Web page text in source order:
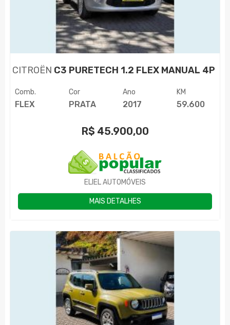
CITROËN C3 PURETECH 1.2 FLEX MANUAL 4P
Comb.
FLEX
Cor
PRATA
Ano
2017
KM
59.600
R$ 45.900,00
ELIEL AUTOMÓVEIS
MAIS DETALHES